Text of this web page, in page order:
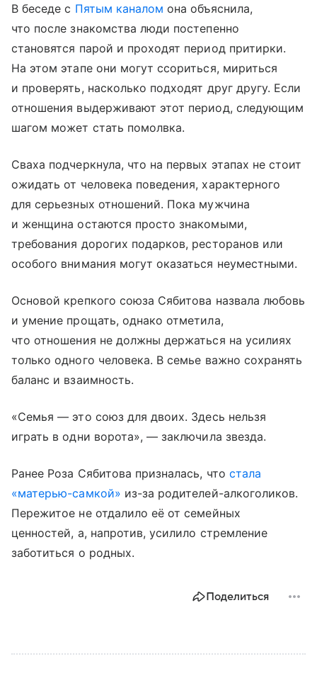
В беседе с Пятым каналом она объяснила,
что после знакомства люди постепенно
становятся парой и проходят период притирки.
На этом этапе они могут ссориться, мириться
и проверять, насколько подходят друг другу. Если
отношения выдерживают этот период, следующим
шагом может стать помолвка.
Сваха подчеркнула, что на первых этапах не стоит
ожидать от человека поведения, характерного
для серьезных отношений. Пока мужчина
и женщина остаются просто знакомыми,
требования дорогих подарков, ресторанов или
особого внимания могут оказаться неуместными.
Основой крепкого союза Сябитова назвала любовь
и умение прощать, однако отметила,
что отношения не должны держаться на усилиях
только одного человека. В семье важно сохранять
баланс и взаимность.
«Семья — это союз для двоих. Здесь нельзя
играть в одни ворота», — заключила звезда.
Ранее Роза Сябитова призналась, что стала
«матерью-самкой» из-за родителей-алкоголиков.
Пережитое не отдалило её от семейных
ценностей, а, напротив, усилило стремление
заботиться о родных.
Поделиться